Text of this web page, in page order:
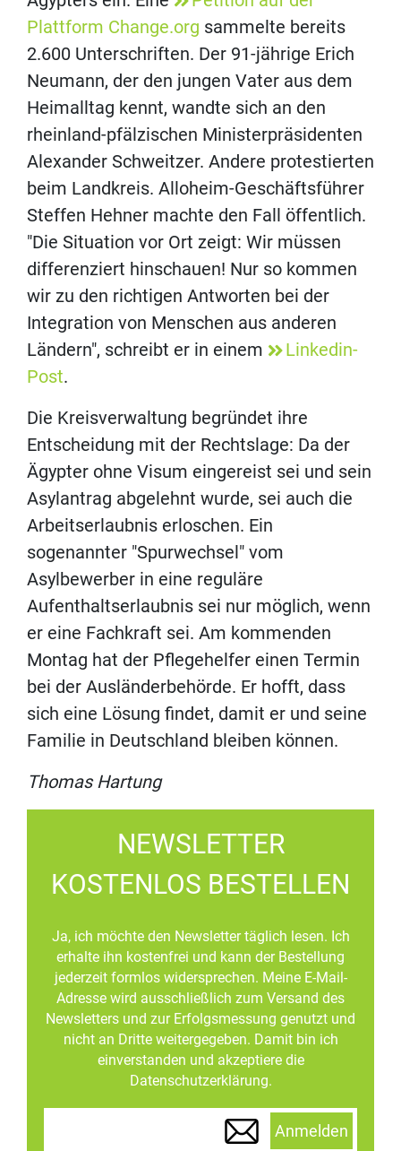
Plattform Change.org sammelte bereits
2.600 Unterschriften. Der 91-jährige Erich
Neumann, der den jungen Vater aus dem
Heimalltag kennt, wandte sich an den
rheinland-pfälzischen Ministerpräsidenten
Alexander Schweitzer. Andere protestierten
beim Landkreis. Alloheim-Geschäftsführer
Steffen Hehner machte den Fall öffentlich.
"Die Situation vor Ort zeigt: Wir müssen
differenziert hinschauen! Nur so kommen
wir zu den richtigen Antworten bei der
Integration von Menschen aus anderen
Ländern", schreibt er in einem
Linkedin-
Post.
Die Kreisverwaltung begründet ihre
Entscheidung mit der Rechtslage: Da der
Ägypter ohne Visum eingereist sei und sein
Asylantrag abgelehnt wurde, sei auch die
Arbeitserlaubnis erloschen. Ein
sogenannter "Spurwechsel" vom
Asylbewerber in eine reguläre
Aufenthaltserlaubnis sei nur möglich, wenn
er eine Fachkraft sei. Am kommenden
Montag hat der Pflegehelfer einen Termin
bei der Ausländerbehörde. Er hofft, dass
sich eine Lösung findet, damit er und seine
Familie in Deutschland bleiben können.
Thomas Hartung
NEWSLETTER
KOSTENLOS BESTELLEN
Ja, ich möchte den Newsletter täglich lesen. Ich
erhalte ihn kostenfrei und kann der Bestellung
jederzeit formlos widersprechen. Meine E-Mail-
Adresse wird ausschließlich zum Versand des
Newsletters und zur Erfolgsmessung genutzt und
nicht an Dritte weitergegeben. Damit bin ich
einverstanden und akzeptiere die
Datenschutzerklärung.
Anmelden